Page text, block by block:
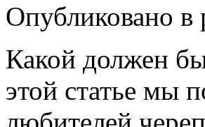
Опубликовано в
Какой должен
этой статье мы